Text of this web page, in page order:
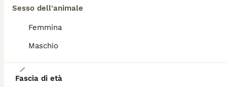
Sesso dell'animale
Femmina
Maschio
Fascia di età